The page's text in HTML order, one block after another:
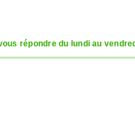
répondre du lundi au